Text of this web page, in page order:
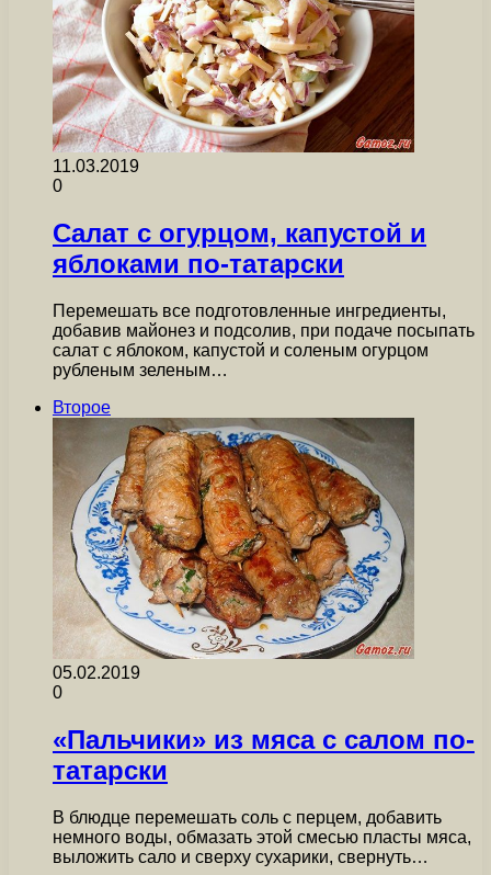
11.03.2019
0
Салат с огурцом, капустой и
яблоками по-татарски
Перемешать все подготовленные ингредиенты,
добавив майонез и подсолив, при подаче посыпать
салат с яблоком, капустой и соленым огурцом
рубленым зеленым…
Второе
05.02.2019
0
«Пальчики» из мяса с салом по-
татарски
В блюдце перемешать соль с перцем, добавить
немного воды, обмазать этой смесью пласты мяса,
выложить сало и сверху сухарики, свернуть…